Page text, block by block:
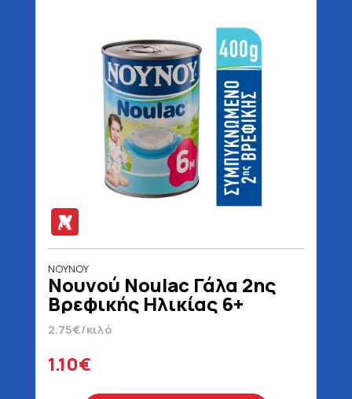
ΝΟΥΝΟΥ
Νουνού Noulac Γάλα 2ης
Βρεφικής Ηλικίας 6+
Μηνών 400 gr
2.75€/κιλό
1.10€